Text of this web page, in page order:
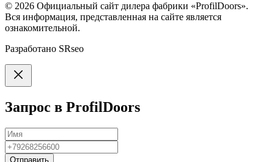
© 2026 Официальный сайт дилера фабрики «ProfilDoors».
Вся информация, представленная на сайте является
ознакомительной.
Разработано SRseo
Запрос в ProfilDoors
Отправить